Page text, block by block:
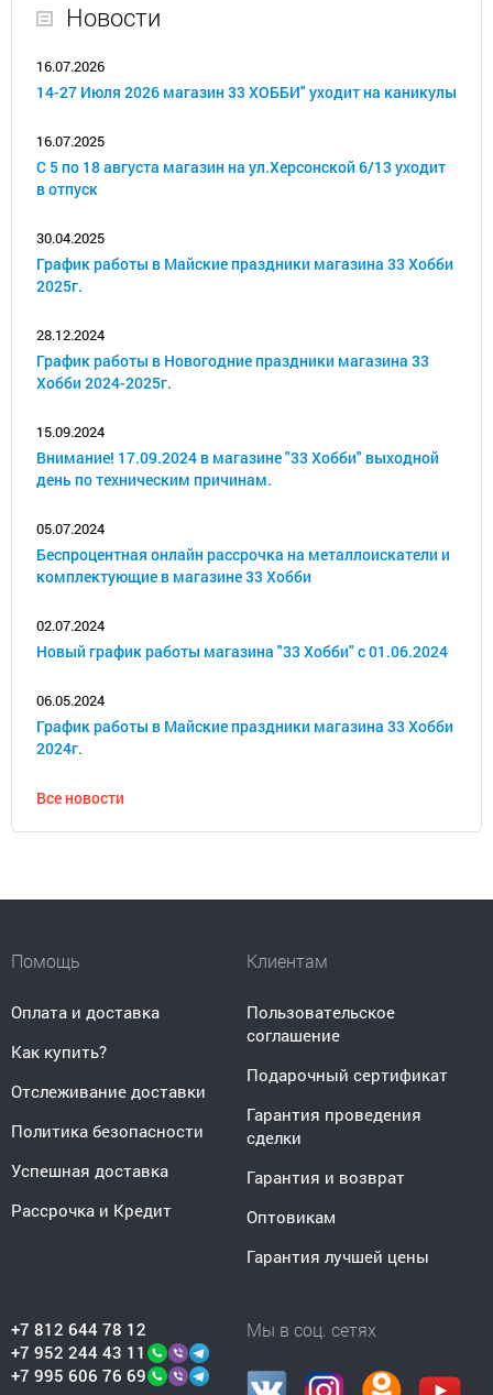
Новости
16.07.2026
14-27 Июля 2026 магазин 33 ХОББИ" уходит на каникулы
16.07.2025
С 5 по 18 августа магазин на ул.Херсонской 6/13 уходит
в отпуск
30.04.2025
График работы в Майские праздники магазина 33 Хобби
2025г.
28.12.2024
График работы в Новогодние праздники магазина 33
Хобби 2024-2025г.
15.09.2024
Внимание! 17.09.2024 в магазине "33 Хобби" выходной
день по техническим причинам.
05.07.2024
Беспроцентная онлайн рассрочка на металлоискатели и
комплектующие в магазине 33 Хобби
02.07.2024
Новый график работы магазина "33 Хобби" с 01.06.2024
06.05.2024
График работы в Майские праздники магазина 33 Хобби
2024г.
Все новости
Помощь
Оплата и доставка
Как купить?
Отслеживание доставки
Политика безопасности
Успешная доставка
Рассрочка и Кредит
Клиентам
Пользовательское
соглашение
Подарочный сертификат
Гарантия проведения
сделки
Гарантия и возврат
Оптовикам
Гарантия лучшей цены
+7 812 644 78 12
+7 952 244 43 11
+7 995 606 76 69
Мы в соц. сетях